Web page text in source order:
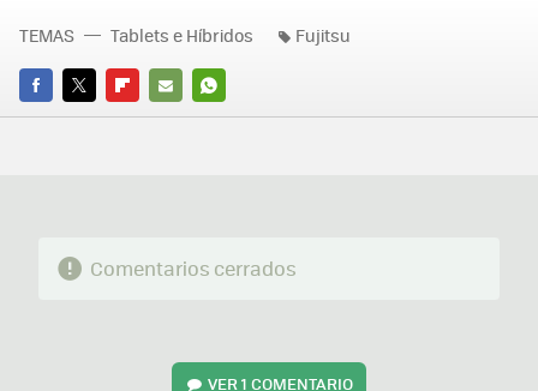
FACEBOOK
TWITTERFLIPBOARD
E-
WHATSAPP
TEMAS Tablets e Híbridos Fujitsu
Comentarios cerrados
VER1 COMENTARIO